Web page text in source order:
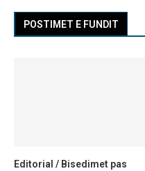
POSTIMET E FUNDIT
Editorial / Bisedimet pas